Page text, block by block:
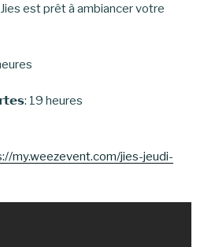
est prêt à ambiancer votre
19 heures
my.weezevent.com/jies-jeudi-